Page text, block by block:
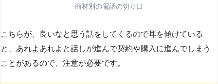
商材別の電話の切り口
こちらが、良いなと思う話をしてくるので耳を傾けている
と、あれよあれよと話しが進んで契約や購入に進んでしまう
ことがあるので、注意が必要です。